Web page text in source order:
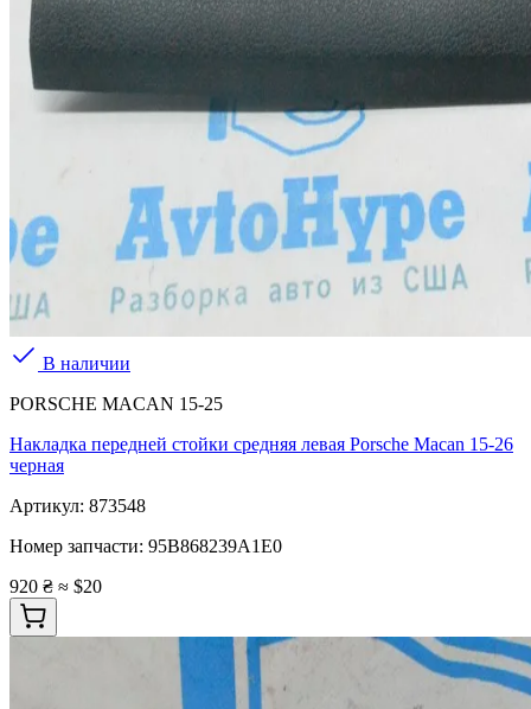
В наличии
PORSCHE MACAN 15-25
Накладка передней стойки средняя левая Porsche Macan 15-26
черная
Артикул: 873548
Номер запчасти: 95B868239A1E0
920 ₴ ≈ $20